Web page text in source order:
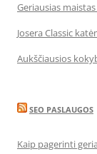
Geriausias
Josera Classic
Aukščiausios
SEO PASLAUGOS
Kaip pagerinti